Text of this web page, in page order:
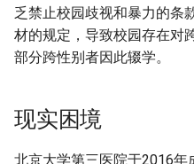
乏禁止校园歧视和暴力的条
材的规定，导致校园存在对
部分跨性别者因此辍学。
现实困境
北京大学第三医院于2016年